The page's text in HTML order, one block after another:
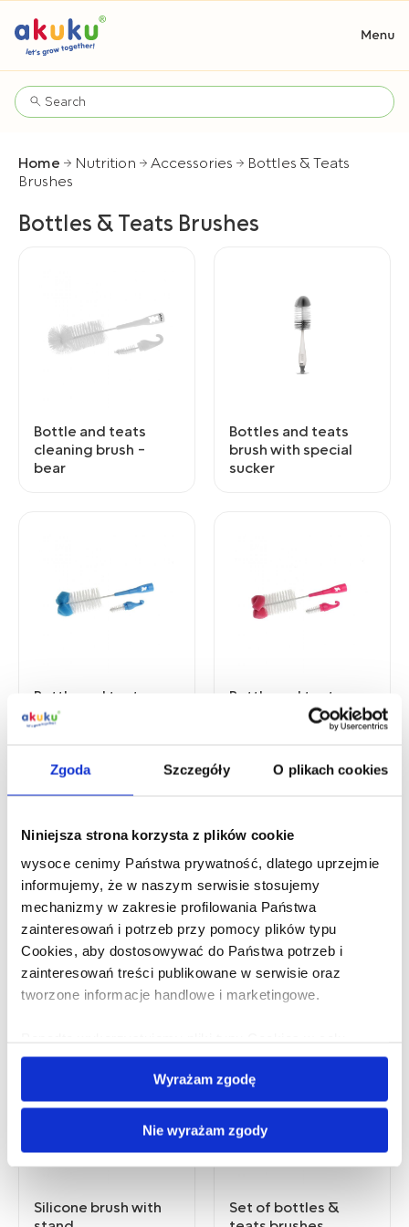
Zgoda Szczegóły O plikach cookies
Niniejsza strona korzysta z plików cookie
wysoce cenimy Państwa prywatność, dlatego uprzejmie
informujemy, że w naszym serwisie stosujemy
mechanizmy w zakresie profilowania Państwa
zainteresowań i potrzeb przy pomocy plików typu
Cookies, aby dostosowywać do Państwa potrzeb i
zainteresowań treści publikowane w serwisie oraz
tworzone informacje handlowe i marketingowe.
docierania do Państwa poprzez materiał reklamowy
udostępniony w zewnętrznych serwisach.
Administratorem Państwa danych osobowych jest Albis
Mazur sp. z o.o. z siedzibą w Chotowie.
Zasady korzystania przez Albis Mazur sp. z o.o. z plików
urządzeniach informacji oraz uzyskiwania dostępu do
Wyrażam zgodę
Nie wyrażam zgody
Home Nutrition Accessories
Bottles & Teats
Brushes
Bottles & Teats Brushes
Bottle and teats
cleaning brush -
bear
Bottles and teats
brush with special
sucker
Bottle and teats
brush with sponge,
blue
Bottle and teats
brush with sponge,
Szczotka do butelek i
smoczków, Miś
Szczotka do butelek i
smoczków, Miś
Silicone brush with
Set of bottles &